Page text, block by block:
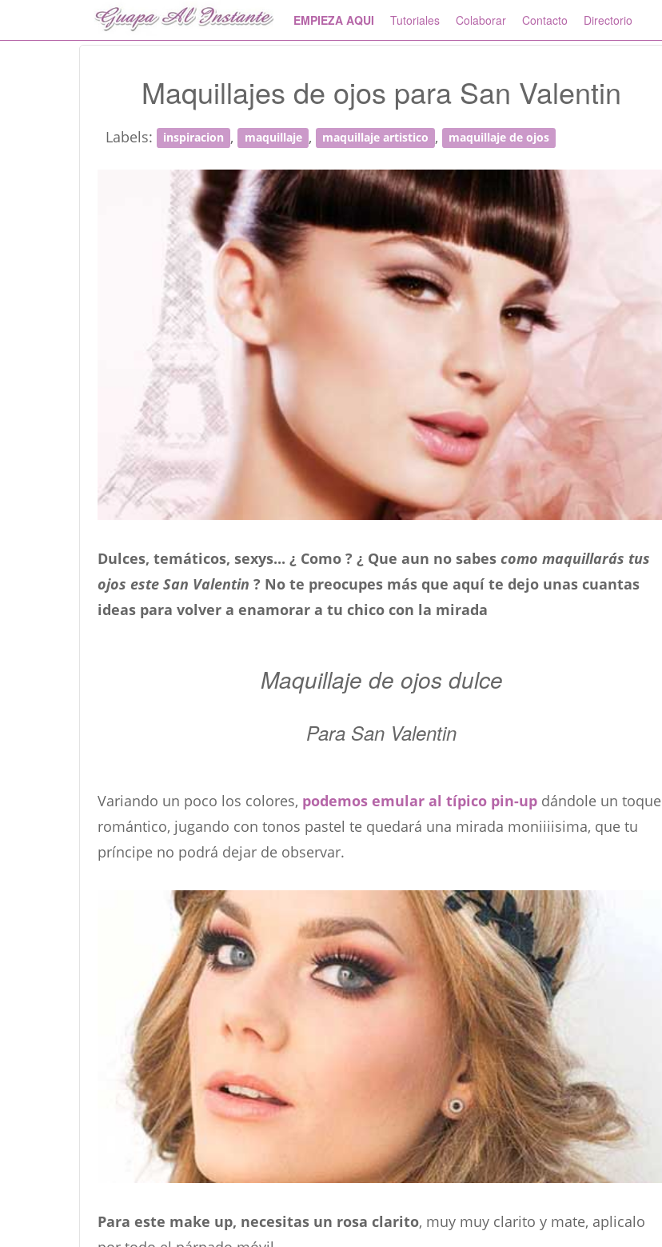
EMPIEZA AQUI Tutoriales Colaborar Contacto Directorio
Maquillajes de ojos para San Valentin
Labels: inspiracion , maquillaje , maquillaje artistico , maquillaje de ojos
Dulces, temáticos, sexys... ¿ Como ? ¿ Que aun no sabescomo maquillarás tus
ojos este San Valentin ? No te preocupes más que aquí te dejo unas cuantas
ideas para volver a enamorar a tu chico con la mirada
Maquillaje de ojos dulce
Para San Valentin
Variando un poco los colores, podemos emular al típico pin-up dándole un toque
romántico, jugando con tonos pastel te quedará una mirada moniiiisima, que tu
príncipe no podrá dejar de observar.
Para este make up, necesitas un rosa clarito, muy muy clarito y mate, aplicalo